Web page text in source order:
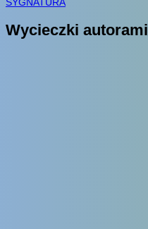
Wycieczki autorami